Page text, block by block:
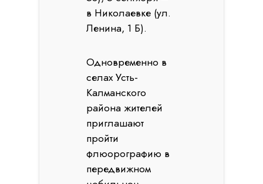
в Николаевке (ул.
Ленина, 1 Б).
Одновременно в
селах Усть-
Калманского
района жителей
приглашают
пройти
флюорографию в
передвижном